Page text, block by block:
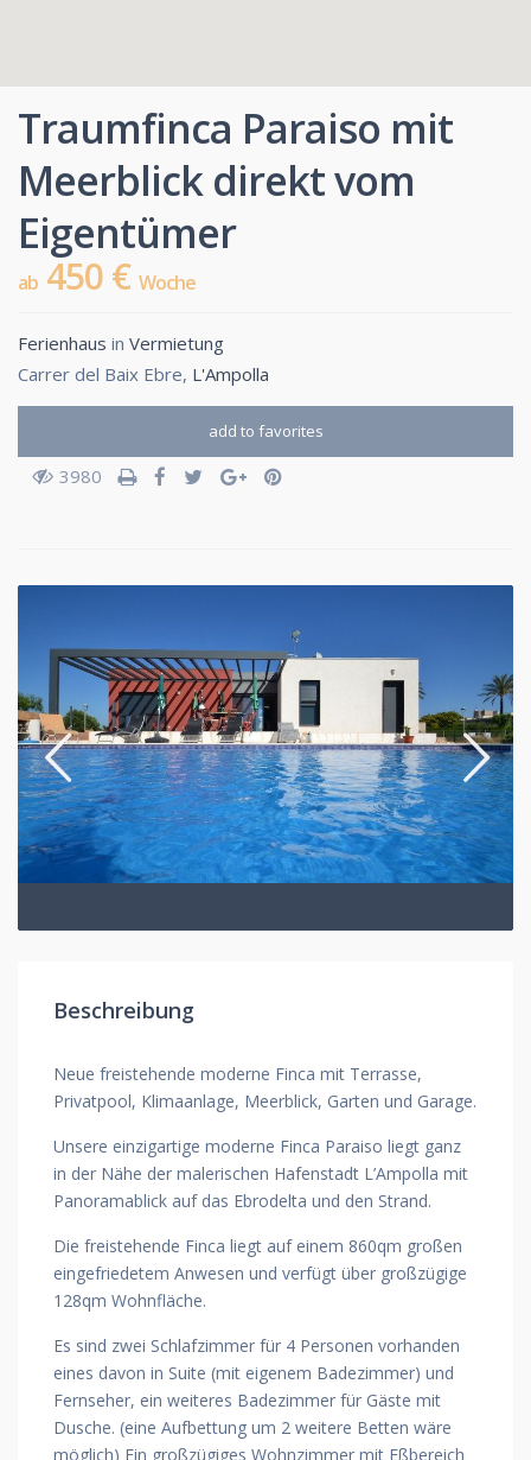
Traumfinca Paraiso mit
Meerblick direkt vom
Eigentümer
ab 450 € Woche
Ferienhaus in Vermietung
Carrer del Baix Ebre, L'Ampolla
add to favorites
3980
Beschreibung
Neue freistehende moderne Finca mit Terrasse,
Privatpool, Klimaanlage, Meerblick, Garten und Garage.
Unsere einzigartige moderne Finca Paraiso liegt ganz
in der Nähe der malerischen Hafenstadt L’Ampolla mit
Panoramablick auf das Ebrodelta und den Strand.
Die freistehende Finca liegt auf einem 860qm großen
eingefriedetem Anwesen und verfügt über großzügige
128qm Wohnfläche.
Es sind zwei Schlafzimmer für 4 Personen vorhanden
eines davon in Suite (mit eigenem Badezimmer) und
Fernseher, ein weiteres Badezimmer für Gäste mit
Dusche. (eine Aufbettung um 2 weitere Betten wäre
möglich) Ein großzügiges Wohnzimmer mit Eßbereich